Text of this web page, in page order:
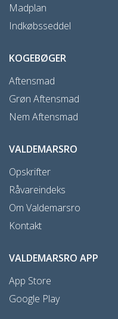
Madplan
Indkøbsseddel
KOGEBØGER
Aftensmad
Grøn Aftensmad
Nem Aftensmad
VALDEMARSRO
Opskrifter
Råvareindeks
Om Valdemarsro
Kontakt
VALDEMARSRO APP
App Store
Google Play